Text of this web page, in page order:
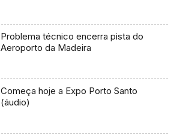
Problema técnico encerra pista do
Aeroporto da Madeira
Começa hoje a Expo Porto Santo
(áudio)